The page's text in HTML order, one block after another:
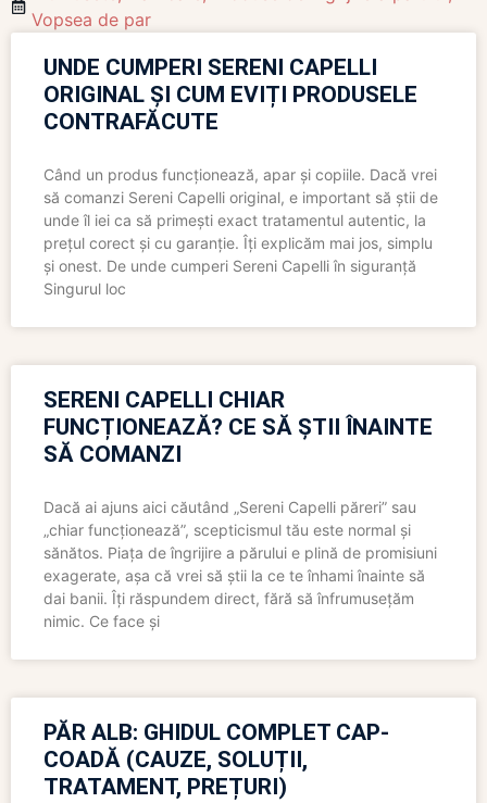
Vopsea de par
UNDE CUMPERI SERENI CAPELLI
ORIGINAL ȘI CUM EVIȚI PRODUSELE
CONTRAFĂCUTE
Când un produs funcționează, apar și copiile. Dacă vrei
să comanzi Sereni Capelli original, e important să știi de
unde îl iei ca să primești exact tratamentul autentic, la
prețul corect și cu garanție. Îți explicăm mai jos, simplu
și onest. De unde cumperi Sereni Capelli în siguranță
Singurul loc
SERENI CAPELLI CHIAR
FUNCȚIONEAZĂ? CE SĂ ȘTII ÎNAINTE
SĂ COMANZI
Dacă ai ajuns aici căutând „Sereni Capelli păreri” sau
„chiar funcționează”, scepticismul tău este normal și
sănătos. Piața de îngrijire a părului e plină de promisiuni
exagerate, așa că vrei să știi la ce te înhami înainte să
dai banii. Îți răspundem direct, fără să înfrumusețăm
nimic. Ce face și
PĂR ALB: GHIDUL COMPLET CAP-
COADĂ (CAUZE, SOLUȚII,
TRATAMENT, PREȚURI)